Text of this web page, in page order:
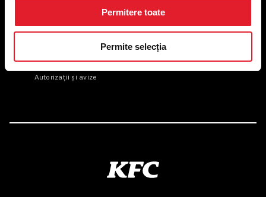
Permitere toate
Permite selecția
239,
Puncte de lucru
Autorizații și avize